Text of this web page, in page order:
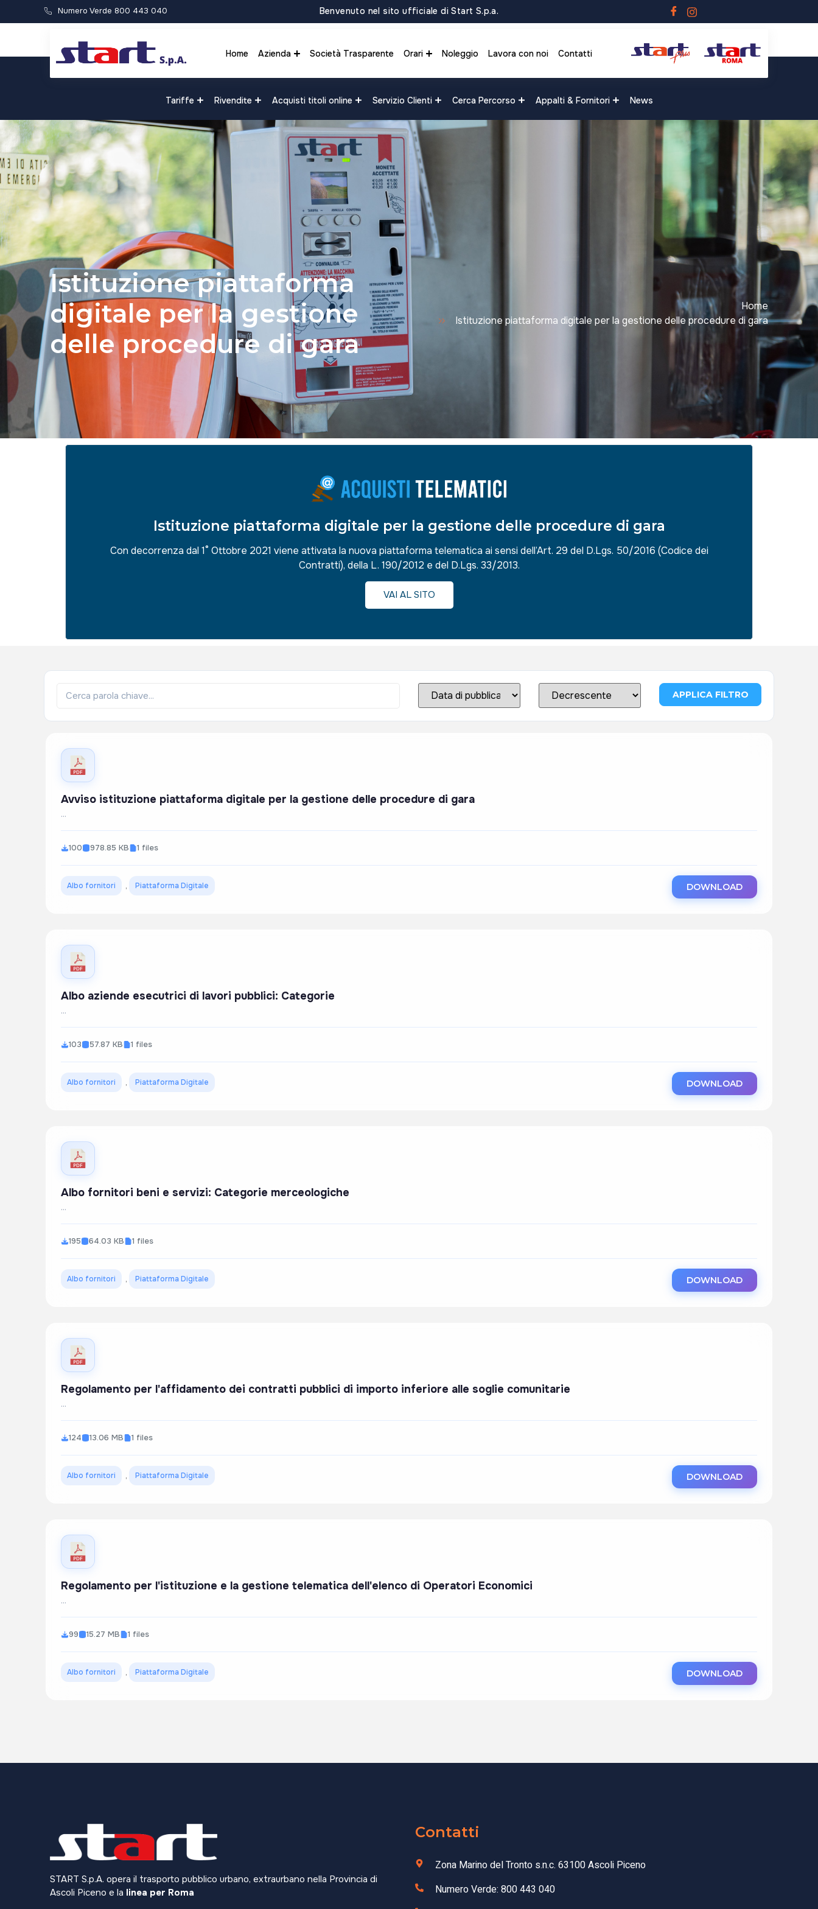
Numero Verde 800 443 040 Benvenuto nel sito ufficiale di Start S.p.a.
Home Azienda Società Trasparente Orari Noleggio Lavora con noi Contatti
Tariffe Rivendite Acquisti titoli online Servizio Clienti Cerca Percorso Appalti & Fornitori News
Istituzione piattaforma
digitale per la gestione
delle procedure di gara
Home
Istituzione piattaforma digitale per la gestione delle procedure di gara
Istituzione piattaforma digitale per la gestione delle procedure di gara
Con decorrenza dal 1° Ottobre 2021 viene attivata la nuova piattaforma telematica ai sensi dell’Art. 29 del D.Lgs. 50/2016 (Codice dei
Contratti), della L. 190/2012 e del D.Lgs. 33/2013.
VAI AL SITO
APPLICA FILTRO
Avviso istituzione piattaforma digitale per la gestione delle procedure di gara
...
100 978.85 KB 1 files
Albo fornitori , Piattaforma Digitale DOWNLOAD
Albo aziende esecutrici di lavori pubblici: Categorie
...
103 57.87 KB 1 files
Albo fornitori , Piattaforma Digitale DOWNLOAD
Albo fornitori beni e servizi: Categorie merceologiche
...
195 64.03 KB 1 files
Albo fornitori , Piattaforma Digitale DOWNLOAD
Regolamento per l'affidamento dei contratti pubblici di importo inferiore alle soglie comunitarie
...
124 13.06 MB 1 files
Albo fornitori , Piattaforma Digitale DOWNLOAD
Regolamento per l'istituzione e la gestione telematica dell'elenco di Operatori Economici
...
99 15.27 MB 1 files
Albo fornitori , Piattaforma Digitale DOWNLOAD
START S.p.A. opera il trasporto pubblico urbano, extraurbano nella Provincia di
Ascoli Piceno e la linea per Roma
Contatti
Zona Marino del Tronto s.n.c. 63100 Ascoli Piceno
Numero Verde: 800 443 040